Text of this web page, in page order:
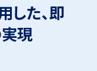
した、即
現